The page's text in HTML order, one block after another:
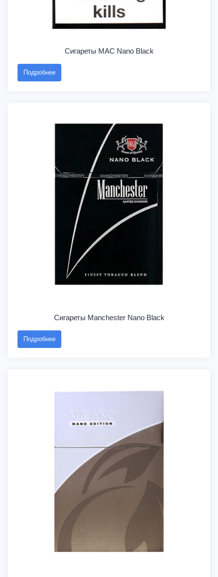
Сигареты MAC Nano Black
Подробнее
Сигареты Manchester Nano Black
Подробнее